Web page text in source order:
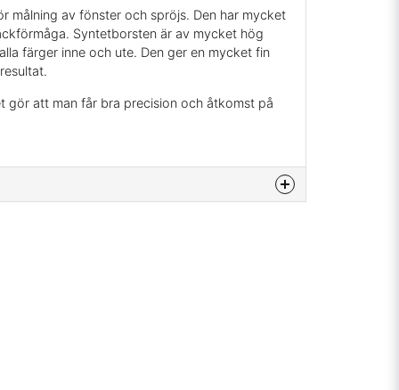
målning av fönster och spröjs. Den har mycket
Syntetborsten är av mycket hög
färger inne och ute. Den ger en mycket fin
gör att man får bra precision och åtkomst på
produkten...